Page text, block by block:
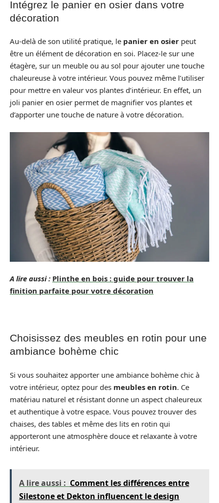
Intégrez le panier en osier dans votre
décoration
Au-delà de son utilité pratique, le panier en osier peut
être un élément de décoration en soi. Placez-le sur une
étagère, sur un meuble ou au sol pour ajouter une touche
chaleureuse à votre intérieur. Vous pouvez même l’utiliser
pour mettre en valeur vos plantes d’intérieur. En effet, un
joli panier en osier permet de magnifier vos plantes et
d’apporter une touche de nature à votre décoration.
A lire aussi : Plinthe en bois : guide pour trouver la
finition parfaite pour votre décoration
Choisissez des meubles en rotin pour une
ambiance bohème chic
Si vous souhaitez apporter une ambiance bohème chic à
votre intérieur, optez pour des meubles en rotin. Ce
matériau naturel et résistant donne un aspect chaleureux
et authentique à votre espace. Vous pouvez trouver des
chaises, des tables et même des lits en rotin qui
apporteront une atmosphère douce et relaxante à votre
intérieur.
A lire aussi : Comment les différences entre
Silestone et Dekton influencent le design